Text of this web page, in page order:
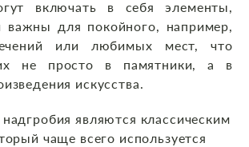
включать в себя элементы,
важны для покойного, например,
или любимых мест, что
не просто в памятники, а в
искусства.
являются классическим
чаще всего используется